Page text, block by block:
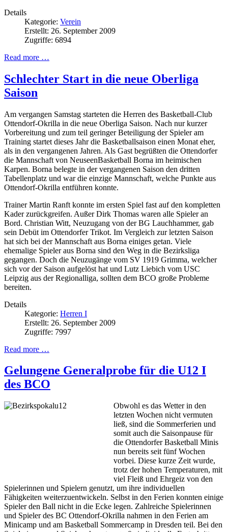
Details
Kategorie: Verein
Erstellt: 26. September 2009
Zugriffe: 6894
Read more …
Schlechter Start in die neue Oberliga
Saison
Am vergangen Samstag starteten die Herren des Basketball-Club
Ottendorf-Okrilla in die neue Oberliga Saison. Nach nur kurzer
Vorbereitung und zum teil geringer Beteiligung der Spieler am
Training startet dieses Jahr die Basketballsaison einen Monat eher,
als in den vergangenen Jahren. Als Gast begrüßten die Ottendorfer
die Mannschaft von NeuseenBasketball Borna im heimischen
Karpen. Borna belegte in der vergangenen Saison den dritten
Tabellenplatz und war die einzige Mannschaft, welche Punkte aus
Ottendorf-Okrilla entführen konnte.
Trainer Martin Ranft konnte im ersten Spiel fast auf den kompletten
Kader zurückgreifen. Außer Dirk Thomas waren alle Spieler an
Bord. Christian Witt, Neuzugang von der BG Lauchhammer, gab
sein Debüt im Ottendorfer Trikot. Im Vergleich zur letzten Saison
hat sich bei der Mannschaft aus Borna einiges getan. Viele
ehemalige Spieler aus Borna sind den Weg in die Bezirksliga
gegangen. Doch die Neuzugänge vom SV 1919 Grimma, welcher
sich vor der Saison aufgelöst hat und Lutz Liebich vom USC
Leipzig aus der Regionalliga, sollten dem BCO große Probleme
bereiten.
Details
Kategorie: Herren I
Erstellt: 26. September 2009
Zugriffe: 7997
Read more …
Gelungene Generalprobe für die U12 I
des BCO
Obwohl es das Wetter in den
letzten Wochen nicht vermuten
ließ, sind die Sommerferien und
somit auch die Saisonpause für
die Ottendorfer Basketball Minis
nun bereits seit fünf Wochen
vorbei. Diese kurze Zeit wurde,
trotz der hohen Temperaturen, mit
viel Fleiß und Ehrgeiz von den
Spielerinnen und Spielern genutzt, um ihre individuellen
Fähigkeiten weiterzuentwickeln. Selbst in den Ferien konnten einige
Spieler den Ball nicht in die Ecke legen. Zahlreiche Spielerinnen
und Spieler des BC Ottendorf-Okrilla nahmen in den Ferien am
Minicamp und am Basketball Sommercamp in Dresden teil. Bei den